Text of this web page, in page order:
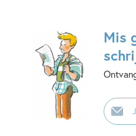
Mis
E-
mailadres